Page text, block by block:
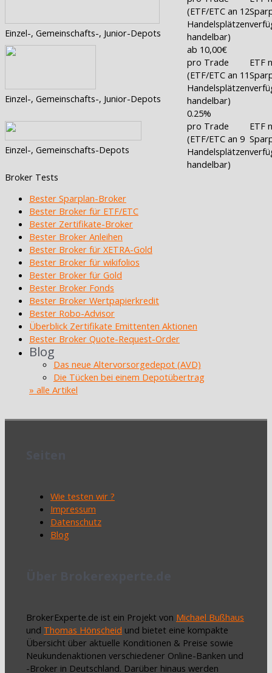
Einzel-, Gemeinschafts-, Junior-Depots
(ETF/ETC an 12
Handelsplätzen
handelbar)
Einzel-, Gemeinschafts-, Junior-Depots
ab 10,00€
pro Trade
(ETF/ETC an 11
Handelsplätzen
handelbar)
ETF
Einzel-, Gemeinschafts-Depots
0.25%
pro Trade
(ETF/ETC an 9
Handelsplätzen
handelbar)
ETF
Broker Tests
Bester Sparplan-Broker
Bester Broker für ETF/ETC
Bester Zertifikate-Broker
Bester Broker Anleihen
Bester Broker für XETRA-Gold
Bester Broker für wikifolios
Bester Broker für Gold
Bester Broker Fonds
Bester Broker Wertpapierkredit
Bester Robo-Advisor
Überblick Zertifikate Emittenten Aktionen
Bester Broker Quote-Request-Order
Blog
Das neue Altervorsorgedepot (AVD)
Die Tücken bei einem Depotübertrag
» alle Artikel
Wie testen wir ?
Impressum
Datenschutz
Blog
BrokerExperte.de ist ein Projekt von Michael Bußhaus
und Thomas Hönscheid und bietet eine kompakte
Übersicht über aktuelle Konditionen & Preise sowie
Neukundenaktionen verschiedener Online-Banken und
-Broker in Deutschland. Darüber hinaus werden